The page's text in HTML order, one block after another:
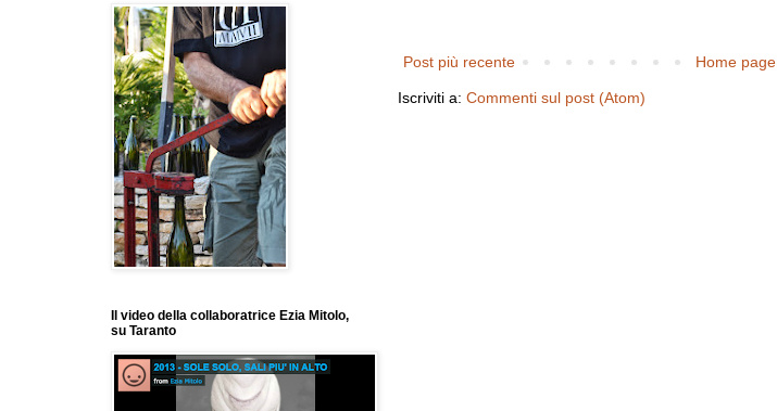
Post più recente Home page
Iscriviti a: Commenti sul post (Atom)
Il video della collaboratrice Ezia Mitolo,
su Taranto